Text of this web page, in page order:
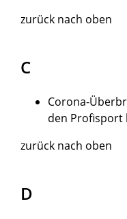
zurück nach oben
C
Corona-
den Profisport
zurück nach oben
D